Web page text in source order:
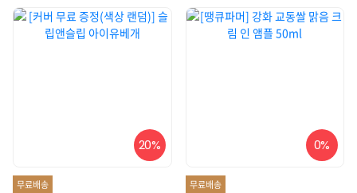
20%
무료배송
0%
무료배송